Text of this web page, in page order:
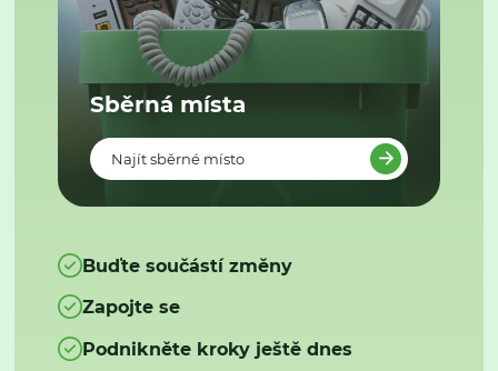
Sběrná místa
Najít sběrné místo
Buďte součástí změny
Zapojte se
Podnikněte kroky ještě dnes